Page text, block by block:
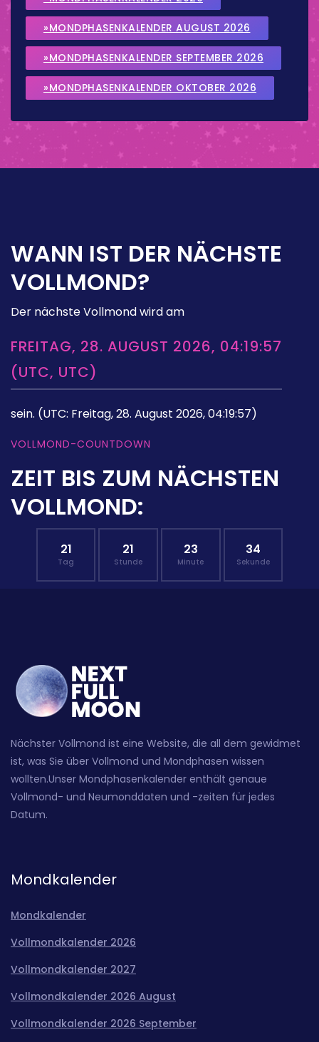
»MONDPHASENKALENDER AUGUST 2026
»MONDPHASENKALENDER SEPTEMBER 2026
»MONDPHASENKALENDER OKTOBER 2026
WANN IST DER NÄCHSTE
VOLLMOND?
Der nächste Vollmond wird am
FREITAG, 28. AUGUST 2026, 04:19:57
(UTC, UTC)
sein. (UTC: Freitag, 28. August 2026, 04:19:57)
VOLLMOND-COUNTDOWN
ZEIT BIS ZUM NÄCHSTEN
VOLLMOND:
21
Tag
21
Stunde
23
Minute
33
Sekunde
Nächster Vollmond ist eine Website, die all dem gewidmet
ist, was Sie über Vollmond und Mondphasen wissen
wollten.Unser Mondphasenkalender enthält genaue
Vollmond- und Neumonddaten und -zeiten für jedes
Datum.
Mondkalender
Mondkalender
Vollmondkalender 2026
Vollmondkalender 2027
Vollmondkalender 2026 August
Vollmondkalender 2026 September